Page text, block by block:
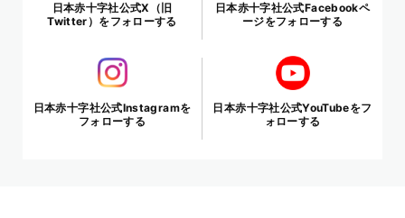
日本赤十字社公式X（旧
Twitter）をフォローする
日本赤十字社公式Facebookペ
ージをフォローする
日本赤十字社公式Instagramを
フォローする
日本赤十字社公式YouTubeをフ
ォローする